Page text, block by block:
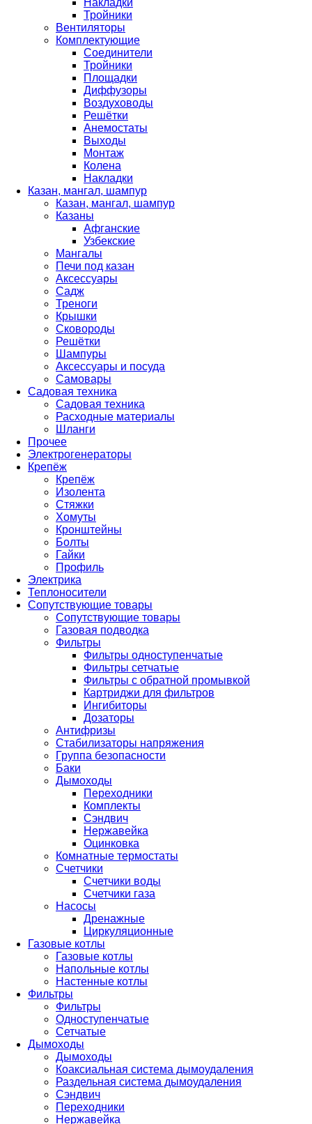
Накладки
Тройники
Вентиляторы
Комплектующие
Соединители
Тройники
Площадки
Диффузоры
Воздуховоды
Решётки
Анемостаты
Выходы
Монтаж
Колена
Накладки
Казан, мангал, шампур
Казан, мангал, шампур
Казаны
Афганские
Узбекские
Мангалы
Печи под казан
Аксессуары
Садж
Треноги
Крышки
Сковороды
Решётки
Шампуры
Аксессуары и посуда
Самовары
Садовая техника
Садовая техника
Расходные материалы
Шланги
Прочее
Электрогенераторы
Крепёж
Крепёж
Изолента
Стяжки
Хомуты
Кронштейны
Болты
Гайки
Профиль
Электрика
Теплоносители
Сопутствующие товары
Сопутствующие товары
Газовая подводка
Фильтры
Фильтры одноступенчатые
Фильтры сетчатые
Фильтры с обратной промывкой
Картриджи для фильтров
Ингибиторы
Дозаторы
Антифризы
Стабилизаторы напряжения
Группа безопасности
Баки
Дымоходы
Переходники
Комплекты
Сэндвич
Нержавейка
Оцинковка
Комнатные термостаты
Счетчики
Счетчики воды
Счетчики газа
Насосы
Дренажные
Циркуляционные
Газовые котлы
Газовые котлы
Напольные котлы
Настенные котлы
Фильтры
Фильтры
Одноступенчатые
Сетчатые
Дымоходы
Дымоходы
Коаксиальная система дымоудаления
Раздельная система дымоудаления
Сэндвич
Переходники
Нержавейка